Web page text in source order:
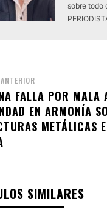
sobre todo
FALLA POR MALA
EN ARMONÍA
METÁLICAS
SIMILARES